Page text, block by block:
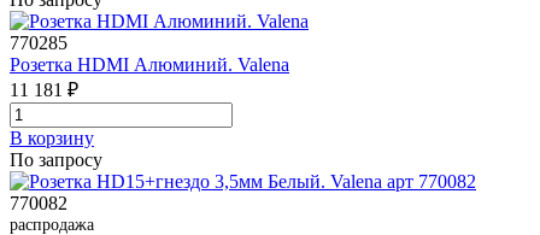
770285
Розетка HDMI Алюминий. Valena
11 181 ₽
В корзинy
По запросу
770082
распродажа